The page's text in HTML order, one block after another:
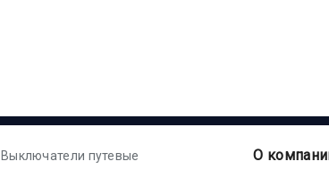
Выключатели путевые
О